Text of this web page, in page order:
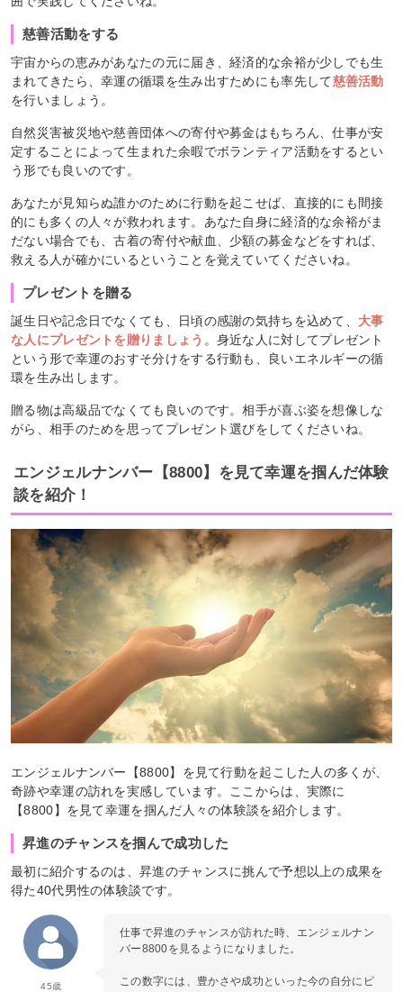
慈善活動をする
宇宙からの恵みがあなたの元に届き、経済的な余裕が少しでも生
まれてきたら、幸運の循環を生み出すためにも率先して慈善活動
を行いましょう。
自然災害被災地や慈善団体への寄付や募金はもちろん、仕事が安
定することによって生まれた余暇でボランティア活動をするとい
う形でも良いのです。
あなたが見知らぬ誰かのために行動を起こせば、直接的にも間接
的にも多くの人々が救われます。あなた自身に経済的な余裕がま
だない場合でも、古着の寄付や献血、少額の募金などをすれば、
救える人が確かにいるということを覚えていてくださいね。
プレゼントを贈る
誕生日や記念日でなくても、日頃の感謝の気持ちを込めて、 大事
な人にプレゼントを贈りましょう 。身近な人に対してプレゼント
という形で幸運のおすそ分けをする行動も、良いエネルギーの循
環を生み出します。
贈る物は高級品でなくても良いのです。相手が喜ぶ姿を想像しな
がら、相手のためを思ってプレゼント選びをしてくださいね。
エンジェルナンバー【8800】を見て幸運を掴んだ体験
談を紹介！
エンジェルナンバー【8800】を見て行動を起こした人の多くが、
奇跡や幸運の訪れを実感しています。ここからは、実際に
【8800】を見て幸運を掴んだ人々の体験談を紹介します。
昇進のチャンスを掴んで成功した
最初に紹介するのは、昇進のチャンスに挑んで予想以上の成果を
得た40代男性の体験談です。
45歳
仕事で昇進のチャンスが訪れた時、エンジェルナン
バー8800を見るようになりました。
この数字には、豊かさや成功といった今の自分にピ